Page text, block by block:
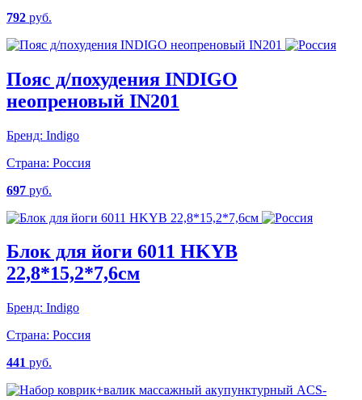
792 руб.
Пояс д/похудения INDIGO
неопреновый IN201
Бренд: Indigo
Страна: Россия
697 руб.
Блок для йоги 6011 HKYB
22,8*15,2*7,6см
Бренд: Indigo
Страна: Россия
441 руб.